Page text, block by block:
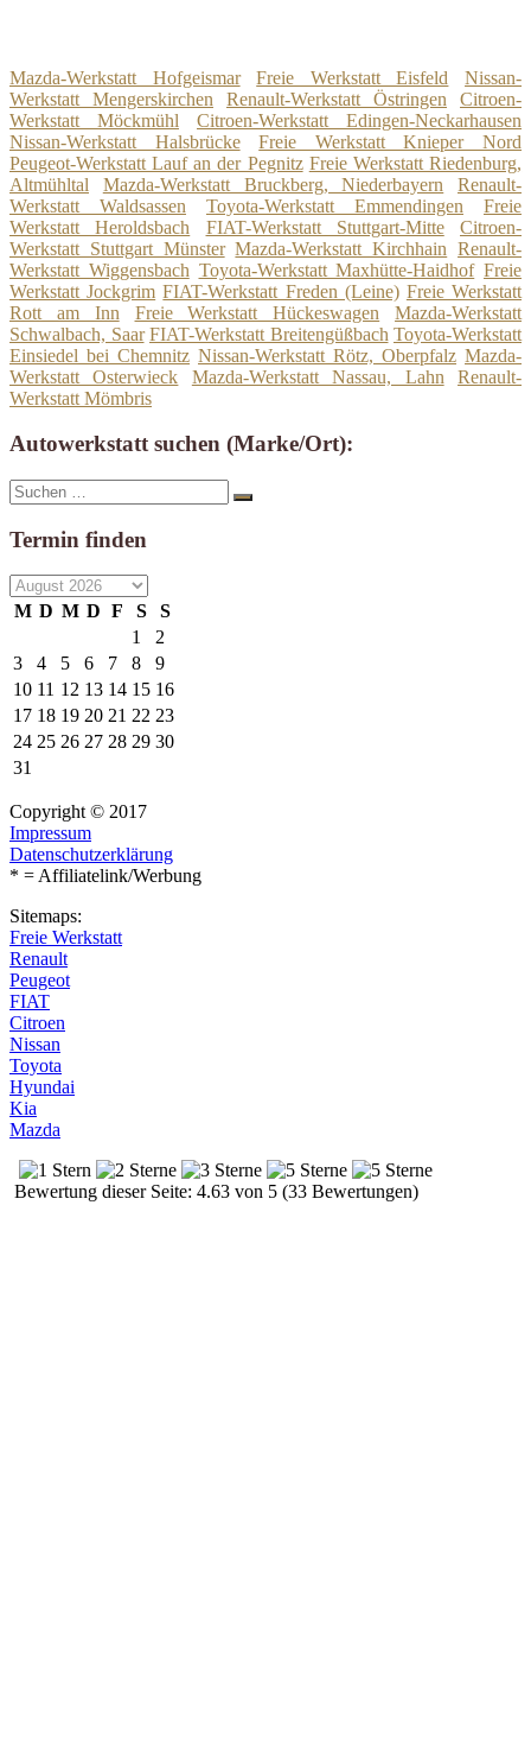
Mazda-Werkstatt Hofgeismar Freie Werkstatt Eisfeld
Nissan-
Werkstatt Mengerskirchen
Renault-Werkstatt Östringen
Citroen-
Werkstatt Möckmühl
Citroen-Werkstatt Edingen-Neckarhausen
Nissan-Werkstatt Halsbrücke
Freie Werkstatt Knieper Nord
Peugeot-Werkstatt Lauf an der Pegnitz Freie Werkstatt Riedenburg,
Altmühltal
Mazda-Werkstatt Bruckberg, Niederbayern
Renault-
Werkstatt Waldsassen
Toyota-Werkstatt Emmendingen
Freie
Werkstatt Heroldsbach
FIAT-Werkstatt Stuttgart-Mitte
Citroen-
Werkstatt Stuttgart Münster Mazda-Werkstatt Kirchhain Renault-
Werkstatt Wiggensbach Toyota-Werkstatt Maxhütte-Haidhof Freie
Werkstatt Jockgrim FIAT-Werkstatt Freden (Leine) Freie Werkstatt
Rott am Inn
Freie Werkstatt Hückeswagen
Mazda-Werkstatt
Schwalbach, Saar FIAT-Werkstatt Breitengüßbach Toyota-Werkstatt
Einsiedel bei Chemnitz Nissan-Werkstatt Rötz, Oberpfalz Mazda-
Werkstatt Osterwieck
Mazda-Werkstatt Nassau, Lahn
Renault-
Werkstatt Mömbris
Autowerkstatt suchen (Marke/Ort):
Suche
nach:
Suchen
Termin finden
M D M D F S
S
1
2
3
4 5 6 7 8
9
10 11 12 13 14 15 16
17 18 19 20 21 22 23
24 25 26 27 28 29 30
31
Copyright © 2017
Impressum
Datenschutzerklärung
* = Affiliatelink/Werbung
Sitemaps:
Freie Werkstatt
Renault
Peugeot
FIAT
Citroen
Nissan
Toyota
Hyundai
Kia
Mazda
Bewertung dieser Seite: 4.63 von 5 (33 Bewertungen)